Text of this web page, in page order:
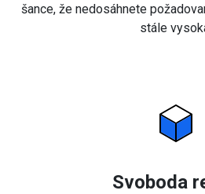
šance, že nedosáhnete
stále
Svoboda